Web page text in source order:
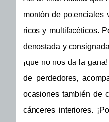
montón de potenciales
ricos y multifacéticos.
denostada y
¡que no nos da la
de perdedores,
ocasiones también de
cánceres interiores.